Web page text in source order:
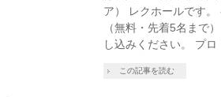
ア） レクホールです
（無料・先着5名まで
し込みください。 プロ
この記事を読む